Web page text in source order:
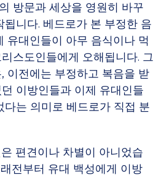
방문과 세상을 영원히 바꾸
니다. 베드로가 본 부정한 음
유대인들이 아무 음식이나 먹
스도인들에게 오해됩니다. 그
이전에는 부정하고 복음을 받
이방인들과 이제 유대인들
다는 의미로 베드로가 직접 분
편견이나 차별이 아니었습
전부터 유대 백성에게 이방